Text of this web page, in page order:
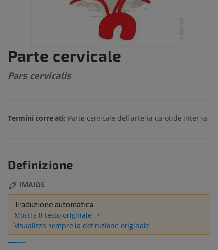
Parte cervicale
Pars cervicalis
Termini correlati: Parte cervicale dell'arteria carotide interna
Definizione
IMAIOS
Traduzione automatica
Mostra il testo originale
Visualizza sempre la definizione originale